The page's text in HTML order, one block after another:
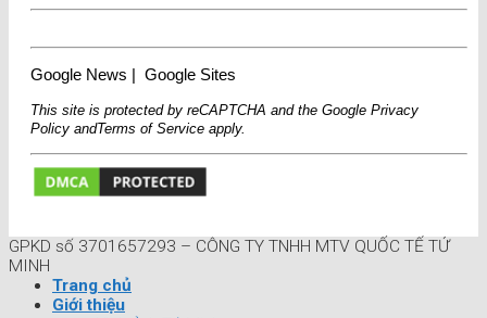
Google News | Google Sites
This site is protected by reCAPTCHA and the Google Privacy
Policy andTerms of Service apply.
GPKD số 3701657293 – CÔNG TY TNHH MTV QUỐC TẾ TỨ
MINH
Trang chủ
Giới thiệu